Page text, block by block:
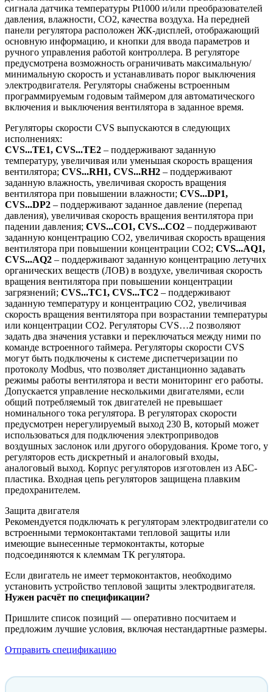
сигнала датчика температуры Pt1000 и/или преобразователей
давления, влажности, СО2, качества воздуха. На передней
панели регулятора расположен ЖК-дисплей, отображающий
основную информацию, и кнопки для ввода параметров и
ручного управления работой контроллера. В регуляторе
предусмотрена возможность ограничивать максимальную/
минимальную скорость и устанавливать порог выключения
электродвигателя. Регуляторы снабжены встроенным
программируемым годовым таймером для автоматического
включения и выключения вентилятора в заданное время.
Регуляторы скорости CVS выпускаются в следующих
исполнениях:
CVS...TE1, CVS...ТЕ2 – поддерживают заданную
температуру, увеличивая или уменьшая скорость вращения
вентилятора; CVS...RH1, CVS...RH2 – поддерживают
заданную влажность, увеличивая скорость вращения
вентилятора при повышении влажности; CVS...DP1,
CVS...DP2 – поддерживают заданное давление (перепад
давления), увеличивая скорость вращения вентилятора при
падении давления; CVS...CO1, CVS...CO2 – поддерживают
заданную концентрацию CO2, увеличивая скорость вращения
вентилятора при повышении концентрации CO2; CVS...AQ1,
CVS...AQ2 – поддерживают заданную концентрацию летучих
органических веществ (ЛОВ) в воздухе, увеличивая скорость
вращения вентилятора при повышении концентрации
загрязнений; CVS...TС1, CVS...TС2 – поддерживают
заданную температуру и концентрацию CO2, увеличивая
скорость вращения вентилятора при возрастании температуры
или концентрации CO2. Регуляторы CVS…2 позволяют
задать два значения уставки и переключаться между ними по
команде встроенного таймера. Регуляторы скорости CVS
могут быть подключены к системе диспетчеризации по
протоколу Modbus, что позволяет дистанционно задавать
режимы работы вентилятора и вести мониторинг его работы.
Допускается управление несколькими двигателями, если
общий потребляемый ток двигателей не превышает
номинального тока регулятора. В регуляторах скорости
предусмотрен нерегулируемый выход 230 В, который может
использоваться для подключения электроприводов
воздушных заслонок или другого оборудования. Кроме того, у
регуляторов есть дискретный и аналоговый входы,
аналоговый выход. Корпус регуляторов изготовлен из АБС-
пластика. Входная цепь регуляторов защищена плавким
предохранителем.
Защита двигателя
Рекомендуется подключать к регуляторам электродвигатели со
встроенными термоконтактами тепловой защиты или
имеющие вынесенные термоконтакты, которые
подсоединяются к клеммам ТК регулятора.
Если двигатель не имеет термоконтактов, необходимо
установить устройство тепловой защиты электродвигателя.
Нужен расчёт по спецификации?
Пришлите список позиций — оперативно посчитаем и
предложим лучшие условия, включая нестандартные размеры.
Отправить спецификацию